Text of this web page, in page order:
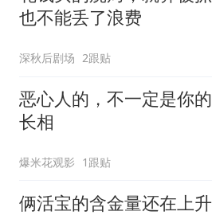
也不能丢了浪费
深秋后剧场 2跟贴
恶心人的，不一定是你的
长相
爆米花观影 1跟贴
俩活宝的含金量还在上升